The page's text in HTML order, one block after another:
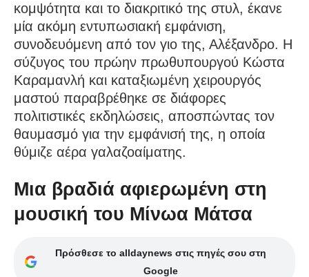
κομψότητα και το διακριτικό της στυλ, έκανε
μία ακόμη εντυπωσιακή εμφάνιση,
συνοδευόμενη από τον γιο της, Αλέξανδρο. Η
σύζυγος του πρώην πρωθυπουργού Κώστα
Καραμανλή και καταξιωμένη χειρουργός
μαστού παραβρέθηκε σε διάφορες
πολιτιστικές εκδηλώσεις, αποσπώντας τον
θαυμασμό για την εμφάνισή της, η οποία
θύμιζε αέρα γαλαζοαίματης.
Μια βραδιά αφιερωμένη στη
μουσική του Μίνωα Μάτσα
Πρόσθεσε το alldaynews στις πηγές σου στη
Google